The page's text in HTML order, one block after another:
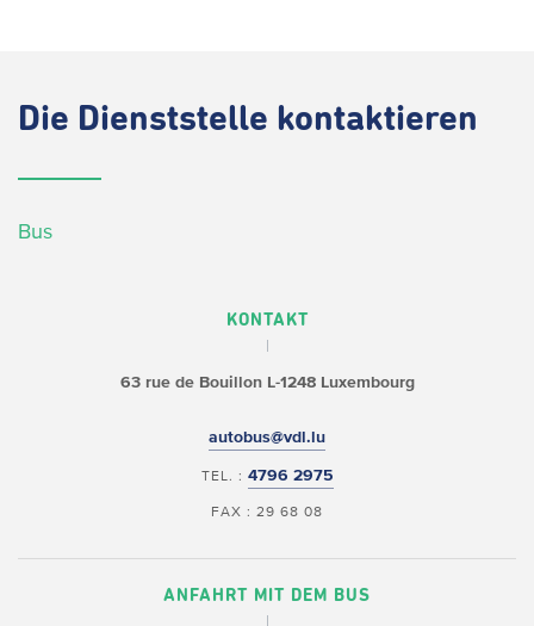
Die Dienststelle kontaktieren
Bus
KONTAKT
63 rue de BouillonL-1248 Luxembourg
autobus@vdl.lu
TEL. : 4796 2975
FAX : 29 68 08
ANFAHRT MIT DEM BUS